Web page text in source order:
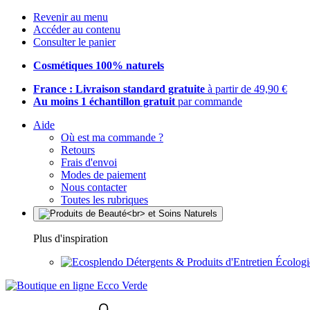
Revenir au menu
Accéder au contenu
Consulter le panier
Cosmétiques 100% naturels
France : Livraison standard gratuite à partir de 49,90 €
Au moins 1 échantillon gratuit par commande
Aide
Où est ma commande ?
Retours
Frais d'envoi
Modes de paiement
Nous contacter
Toutes les rubriques
Plus d'inspiration
Détergents & Produits d'Entretien